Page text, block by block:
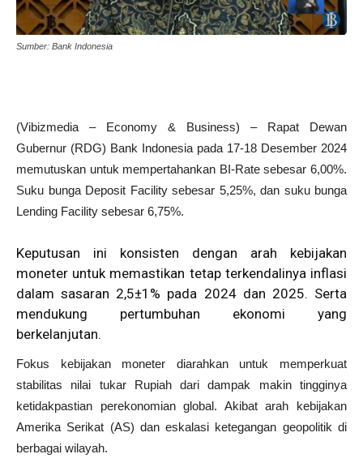
Sumber: Bank Indonesia
(Vibizmedia – Economy & Business) – Rapat Dewan
Gubernur (RDG) Bank Indonesia pada 17-18 Desember 2024
memutuskan untuk mempertahankan BI-Rate sebesar 6,00%.
Suku bunga Deposit Facility sebesar 5,25%, dan suku bunga
Lending Facility sebesar 6,75%.
Keputusan ini konsisten dengan arah kebijakan
moneter untuk memastikan tetap terkendalinya inflasi
dalam sasaran 2,5±1% pada 2024 dan 2025. Serta
mendukung pertumbuhan ekonomi yang
berkelanjutan.
Fokus kebijakan moneter diarahkan untuk memperkuat
stabilitas nilai tukar Rupiah dari dampak makin tingginya
ketidakpastian perekonomian global. Akibat arah kebijakan
Amerika Serikat (AS) dan eskalasi ketegangan geopolitik di
berbagai wilayah.